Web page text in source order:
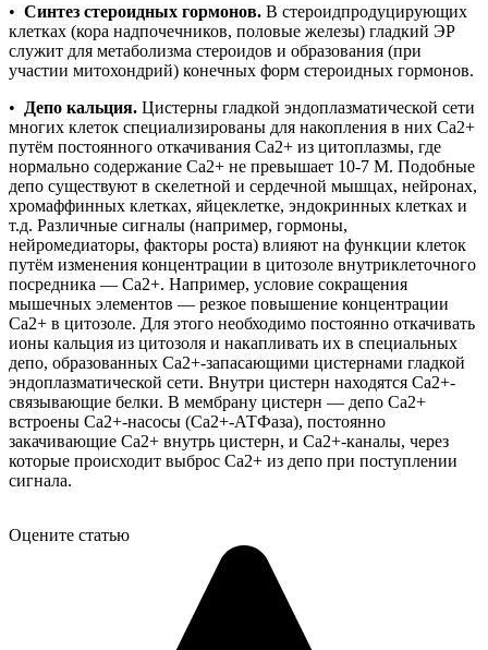
• Синтез стероидных гормонов. В стероидпродуцирующих
клетках (кора надпочечников, половые железы) гладкий ЭР
служит для метаболизма стероидов и образования (при
участии митохондрий) конечных форм стероидных гормонов.
•
Депо кальция. Цистерны гладкой эндоплазматической сети
многих клеток специализированы для накопления в них Ca2+
путём постоянного откачивания Ca2+ из цитоплазмы, где
нормально содержание Ca2+ не превышает 10-7 М. Подобные
депо существуют в скелетной и сердечной мышцах, нейронах,
хромаффинных клетках, яйцеклетке, эндокринных клетках и
т.д. Различные сигналы (например, гормоны,
нейромедиаторы, факторы роста) влияют на функции клеток
путём изменения концентрации в цитозоле внутриклеточного
посредника — Ca2+. Например, условие сокращения
мышечных элементов — резкое повышение концентрации
Ca2+ в цитозоле. Для этого необходимо постоянно откачивать
ионы кальция из цитозоля и накапливать их в специальных
депо, образованных Ca2+-запасающими цистернами гладкой
эндоплазматической сети. Внутри цистерн находятся Ca2+-
связывающие белки. В мембрану цистерн — депо Ca2+
встроены Ca2+-насосы (Ca2+-АТФаза), постоянно
закачивающие Ca2+ внутрь цистерн, и Ca2+-каналы, через
которые происходит выброс Ca2+ из депо при поступлении
сигнала.
Оцените статью